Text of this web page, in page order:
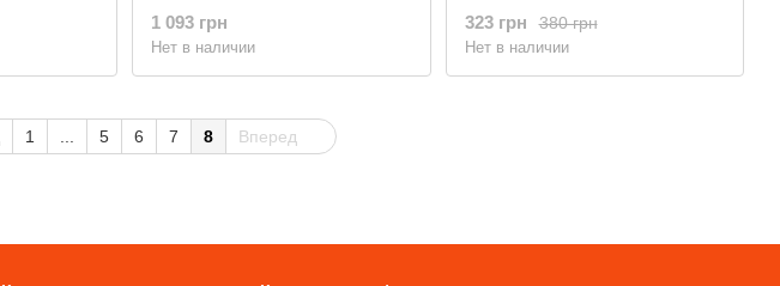
1 093 грн
Нет в наличии
380 грн
323 грн
Нет в наличии
1 5 6 7 8 Вперед